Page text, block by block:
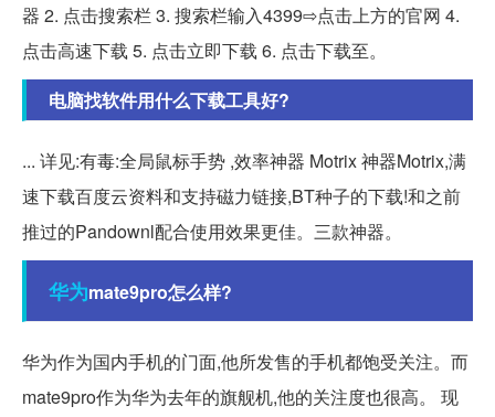
器 2. 点击搜索栏 3. 搜索栏输入4399⇨点击上方的官网 4.
点击高速下载 5. 点击立即下载 6. 点击下载至。
电脑找软件用什么下载工具好?
... 详见:有毒:全局鼠标手势 ,效率神器 Motrix 神器Motrix,满
速下载百度云资料和支持磁力链接,BT种子的下载!和之前
推过的Pandownl配合使用效果更佳。三款神器。
华为mate9pro怎么样?
华为作为国内手机的门面,他所发售的手机都饱受关注。而
mate9pro作为华为去年的旗舰机,他的关注度也很高。 现